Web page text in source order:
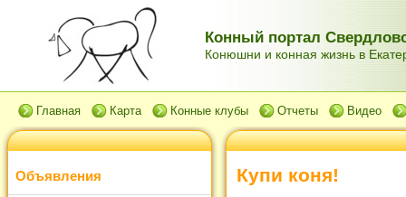
Конный портал
Конюшни и конная жизнь в
Главная Карта Конные клубы Отчеты Видео
Объявления Купи коня!